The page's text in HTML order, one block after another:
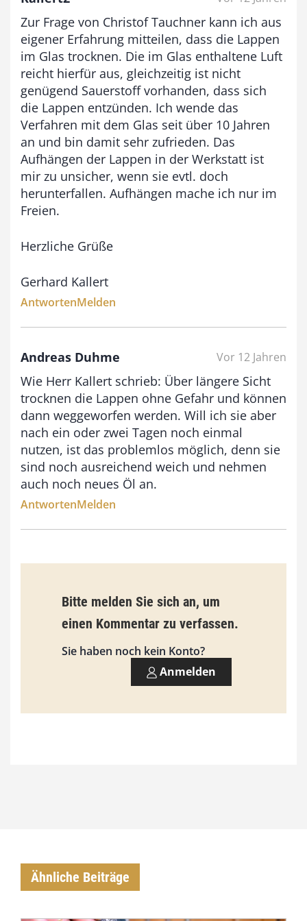
Zur Frage von Christof Tauchner kann ich aus
eigener Erfahrung mitteilen, dass die Lappen
im Glas trocknen. Die im Glas enthaltene Luft
reicht hierfür aus, gleichzeitig ist nicht
genügend Sauerstoff vorhanden, dass sich
die Lappen entzünden. Ich wende das
Verfahren mit dem Glas seit über 10 Jahren
an und bin damit sehr zufrieden. Das
Aufhängen der Lappen in der Werkstatt ist
mir zu unsicher, wenn sie evtl. doch
herunterfallen. Aufhängen mache ich nur im
Freien.
Herzliche Grüße
Gerhard Kallert
AntwortenMelden
Andreas Duhme Vor 12 Jahren
Wie Herr Kallert schrieb: Über längere Sicht
trocknen die Lappen ohne Gefahr und können
dann weggeworfen werden. Will ich sie aber
nach ein oder zwei Tagen noch einmal
nutzen, ist das problemlos möglich, denn sie
sind noch ausreichend weich und nehmen
auch noch neues Öl an.
AntwortenMelden
Bitte melden Sie sich an, um
einen Kommentar zu verfassen.
Sie haben noch kein Konto?
Anmelden
Ähnliche Beiträge